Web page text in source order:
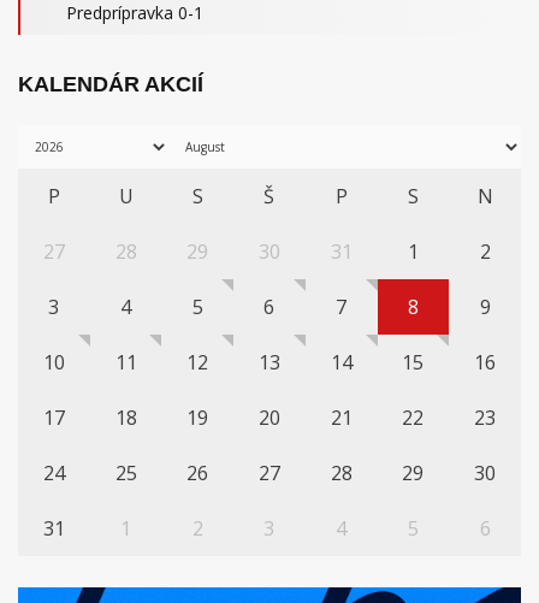
Predprípravka 0-1
KALENDÁR AKCIÍ
P U S Š P S N
27 28 29 30 31 1 2
3 4 5 6 7 8 9
10 11 12 13 14 15 16
17 18 19 20 21 22 23
24 25 26 27 28 29 30
31 1 2 3 4 5 6